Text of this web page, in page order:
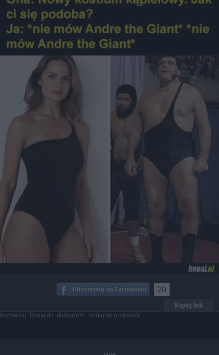
20
Kopiuj link
Komentuj Dodaj do ulubionych Dodaj do przyjaciół